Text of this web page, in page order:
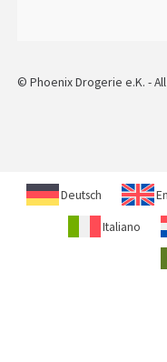
© Phoenix Drogerie e.K. -
Deutsch
Italiano